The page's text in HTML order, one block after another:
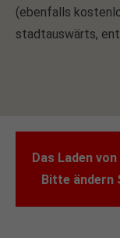
(ebenfalls
stadtauswärts,
Das Laden
Bitte ändern